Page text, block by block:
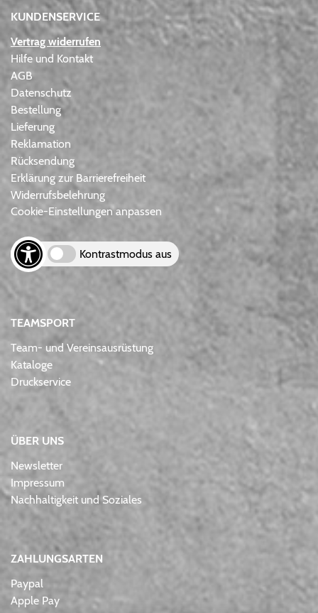
KUNDENSERVICE
Vertrag widerrufen
Hilfe und Kontakt
AGB
Datenschutz
Bestellung
Lieferung
Reklamation
Rücksendung
Erklärung zur Barrierefreiheit
Widerrufsbelehrung
Cookie-Einstellungen anpassen
Kontrastmodus aus
TEAMSPORT
Team- und Vereinsausrüstung
Kataloge
Druckservice
ÜBER UNS
Newsletter
Impressum
Nachhaltigkeit und Soziales
ZAHLUNGSARTEN
Paypal
Apple Pay